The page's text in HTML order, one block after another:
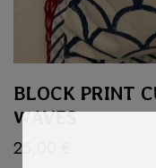
BLOCK PRINT
WAVES
25,00